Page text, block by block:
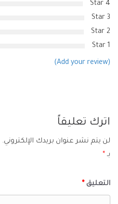
4 Star
3 Star
2 Star
1 Star
(Add your review)
اترك تعليقاً
لن يتم نشر عنوان بريدك الإلكتروني.
بـ *
التعليق *